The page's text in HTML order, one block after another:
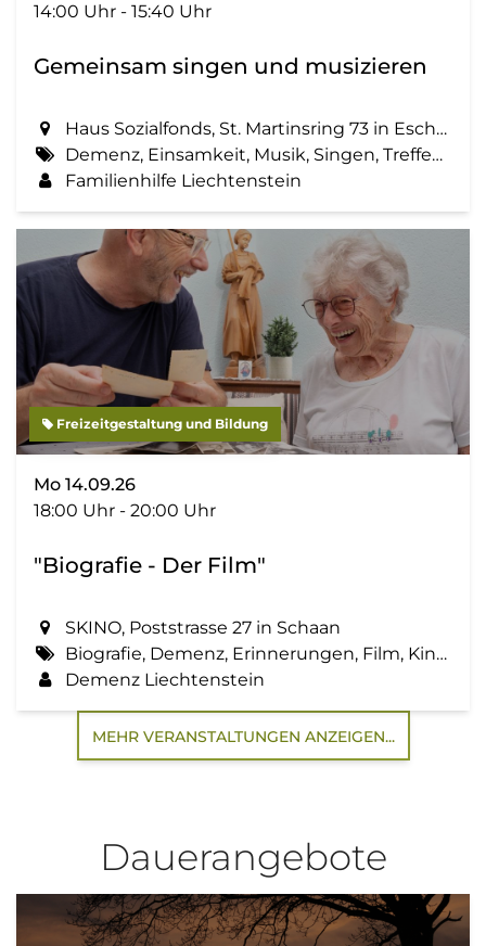
14:00 Uhr - 15:40 Uhr
Gemeinsam singen und musizieren
Haus Sozialfonds, St. Martinsring 73 in Eschen
Demenz, Einsamkeit, Musik, Singen, Treffen, Zemma tua - Senioren gemeinsam aktiv
Familienhilfe Liechtenstein
Freizeitgestaltung und Bildung
Mo 14.09.26
18:00 Uhr - 20:00 Uhr
"Biografie - Der Film"
SKINO, Poststrasse 27 in Schaan
Biografie, Demenz, Erinnerungen, Film, Kino, Lebensgeschichte, Zemma tua - Senioren gemeinsam aktiv
Demenz Liechtenstein
MEHR VERANSTALTUNGEN ANZEIGEN...
Dauerangebote